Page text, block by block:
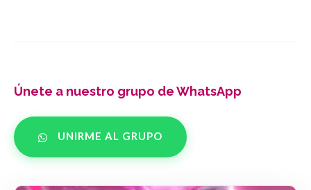
Únete a nuestro grupo de WhatsApp
UNIRME AL GRUPO